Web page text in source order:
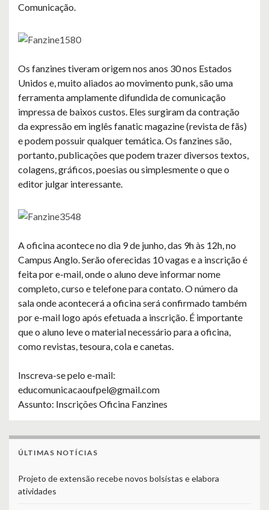
Comunicação.
Os fanzines tiveram origem nos anos 30 nos Estados
Unidos e, muito aliados ao movimento punk, são uma
ferramenta amplamente difundida de comunicação
impressa de baixos custos. Eles surgiram da contração
da expressão em inglês fanatic magazine (revista de fãs)
e podem possuir qualquer temática. Os fanzines são,
portanto, publicações que podem trazer diversos textos,
colagens, gráficos, poesias ou simplesmente o que o
editor julgar interessante.
A oficina acontece no dia 9 de junho, das 9h às 12h, no
Campus Anglo. Serão oferecidas 10 vagas e a inscrição é
feita por e-mail, onde o aluno deve informar nome
completo, curso e telefone para contato. O número da
sala onde acontecerá a oficina será confirmado também
por e-mail logo após efetuada a inscrição. É importante
que o aluno leve o material necessário para a oficina,
como revistas, tesoura, cola e canetas.
Inscreva-se pelo e-mail:
educomunicacaoufpel@gmail.com
Assunto: Inscrições Oficina Fanzines
ÚLTIMAS NOTÍCIAS
Projeto de extensão recebe novos bolsistas e elabora
atividades